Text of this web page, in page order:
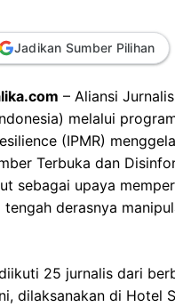
Jadikan Sumber Pilihan
– Aliansi
melalui
(IPMR)
Terbuka dan
sebagai upaya
derasnya
25 jurnalis dari
dilaksanakan di Hotel